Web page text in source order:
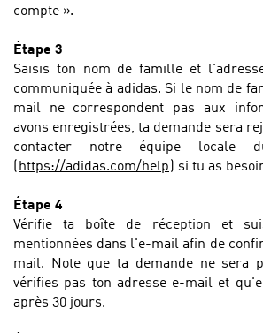
compte ».
Étape 3
Saisis ton nom de famille et
communiquée à adidas. Si le nom de
mail ne correspondent pas aux
avons enregistrées, ta demande sera
contacter notre équipe locale
https://adidas.com/help ) si tu as
Étape 4
Vérifie ta boîte de réception et
mentionnées dans l'e-mail afin de
mail.
Note que ta demande ne sera
vérifies pas ton adresse e-mail et
après 30 jours.